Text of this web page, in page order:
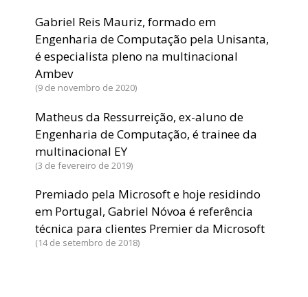
Gabriel Reis Mauriz, formado em
Engenharia de Computação pela Unisanta,
é especialista pleno na multinacional
Ambev
9 de novembro de 2020
Matheus da Ressurreição, ex-aluno de
Engenharia de Computação, é trainee da
multinacional EY
3 de fevereiro de 2019
Premiado pela Microsoft e hoje residindo
em Portugal, Gabriel Nóvoa é referência
técnica para clientes Premier da Microsoft
14 de setembro de 2018